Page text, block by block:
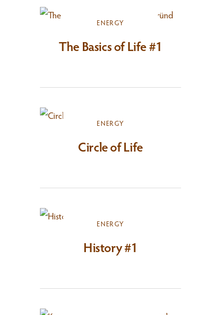
ENERGY
The Basics of Life #1
ENERGY
Circle of Life
ENERGY
History #1